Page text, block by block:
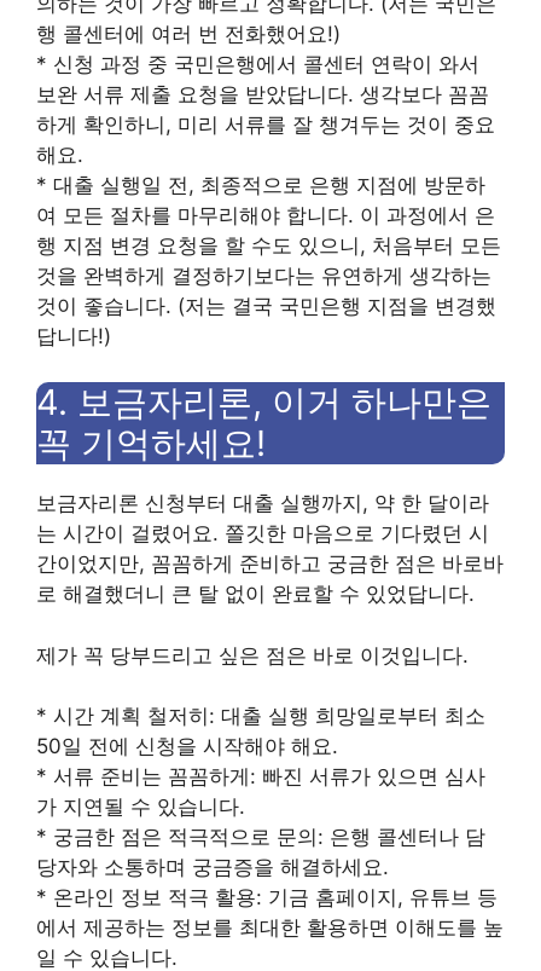
행 콜센터에 여러 번 전화했어요!)
* 신청 과정 중 국민은행에서 콜센터 연락이 와서
보완 서류 제출 요청을 받았답니다. 생각보다 꼼꼼
하게 확인하니, 미리 서류를 잘 챙겨두는 것이 중요
해요.
* 대출 실행일 전, 최종적으로 은행 지점에 방문하
여 모든 절차를 마무리해야 합니다. 이 과정에서 은
행 지점 변경 요청을 할 수도 있으니, 처음부터 모든
것을 완벽하게 결정하기보다는 유연하게 생각하는
것이 좋습니다. (저는 결국 국민은행 지점을 변경했
답니다!)
4. 보금자리론, 이거 하나만은
꼭 기억하세요!
보금자리론 신청부터 대출 실행까지, 약 한 달이라
는 시간이 걸렸어요. 쫄깃한 마음으로 기다렸던 시
간이었지만, 꼼꼼하게 준비하고 궁금한 점은 바로바
로 해결했더니 큰 탈 없이 완료할 수 있었답니다.
제가 꼭 당부드리고 싶은 점은 바로 이것입니다.
* 시간 계획 철저히: 대출 실행 희망일로부터 최소
50일 전에 신청을 시작해야 해요.
* 서류 준비는 꼼꼼하게: 빠진 서류가 있으면 심사
가 지연될 수 있습니다.
* 궁금한 점은 적극적으로 문의: 은행 콜센터나 담
당자와 소통하며 궁금증을 해결하세요.
* 온라인 정보 적극 활용: 기금 홈페이지, 유튜브 등
에서 제공하는 정보를 최대한 활용하면 이해도를 높
일 수 있습니다.